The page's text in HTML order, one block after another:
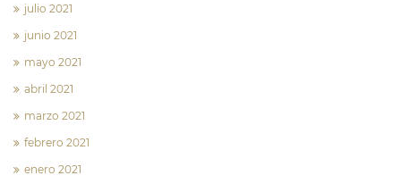
julio 2021
junio 2021
mayo 2021
abril 2021
marzo 2021
febrero 2021
enero 2021